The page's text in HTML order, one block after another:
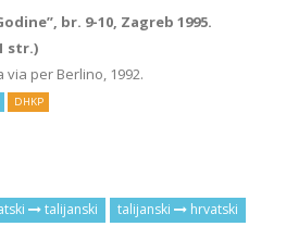
br. 9-10, Zagreb 1995.
str.)
via per Berlino, 1992.
DHKP
talijanski talijanski hrvatski